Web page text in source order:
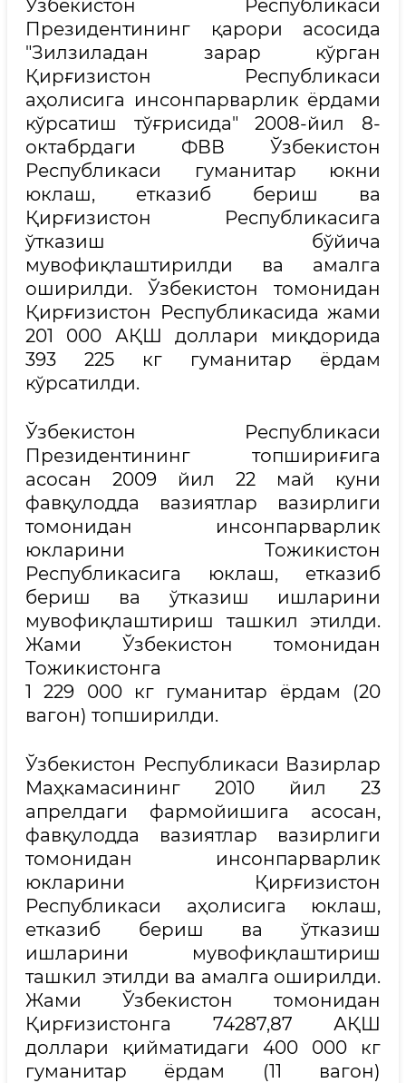
Ўзбекистон Республикаси
Президентининг қарори асосида
"Зилзиладан зарар кўрган
Қирғизистон Республикаси
аҳолисига инсонпарварлик ёрдами
кўрсатиш тўғрисида" 2008-йил 8-
октабрдаги ФВВ Ўзбекистон
Республикаси гуманитар юкни
юклаш, етказиб бериш ва
Қирғизистон Республикасига
ўтказиш бўйича
мувофиқлаштирилди ва амалга
оширилди. Ўзбекистон томонидан
Қирғизистон Республикасида жами
201 000 АҚШ доллари миқдорида
393 225 кг гуманитар ёрдам
кўрсатилди.
Ўзбекистон Республикаси
Президентининг топшириғига
асосан 2009 йил 22 май куни
фавқулодда вазиятлар вазирлиги
томонидан инсонпарварлик
юкларини Тожикистон
Республикасига юклаш, етказиб
бериш ва ўтказиш ишларини
мувофиқлаштириш ташкил этилди.
Жами Ўзбекистон томонидан
Тожикистонга
1 229 000 кг гуманитар ёрдам (20
вагон) топширилди.
Ўзбекистон Республикаси Вазирлар
Маҳкамасининг 2010 йил 23
апрелдаги фармойишига асосан,
фавқулодда вазиятлар вазирлиги
томонидан инсонпарварлик
юкларини Қирғизистон
Республикаси аҳолисига юклаш,
етказиб бериш ва ўтказиш
ишларини мувофиқлаштириш
ташкил этилди ва амалга оширилди.
Жами Ўзбекистон томонидан
Қирғизистонга 74287,87 АҚШ
доллари қийматидаги 400 000 кг
гуманитар ёрдам (11 вагон)